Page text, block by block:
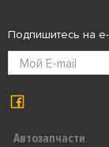
Автозапчасти
Подпишитесь на